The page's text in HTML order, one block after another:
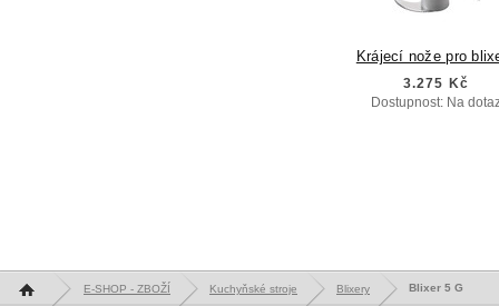
Krájecí nože pro
3.275 Kč
Dostupnost: Na
Hlavní stránka E-SHOP - ZBOŽÍ Kuchyňské stroje Blixery Blixer 5 G